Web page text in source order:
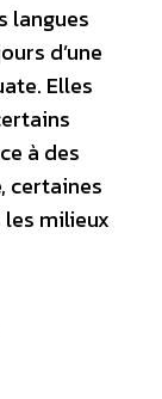
langues
d’une
Elles
à des
certaines
milieux